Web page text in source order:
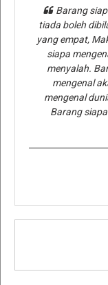
Barang
tiada boleh
yang empat,
siapa
menyalah.
mengenal
mengenal
Barang